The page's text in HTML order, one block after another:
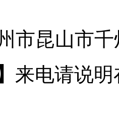
市昆山市
来电请说